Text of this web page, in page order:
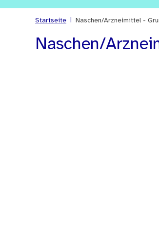
Startseite Naschen/Arzneimittel -
Naschen/